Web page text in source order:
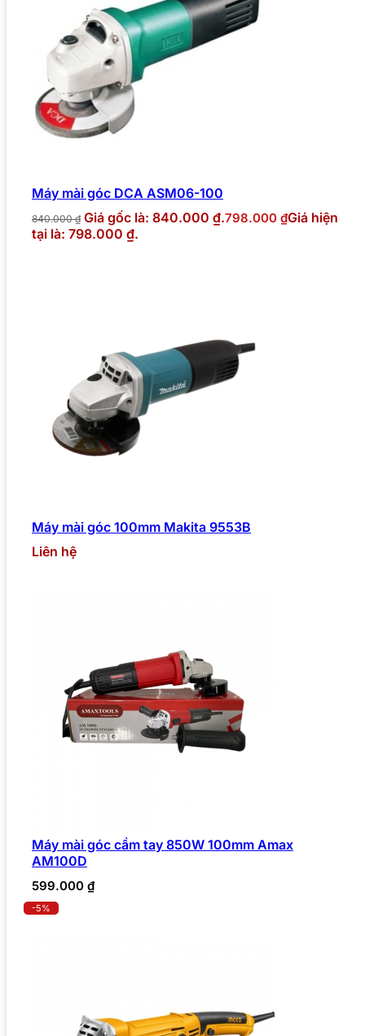
Máy mài góc DCA ASM06-100
840.000₫ Giá gốc là: 840.000 ₫.798.000 ₫Giá hiện
tại là: 798.000 ₫.
Máy mài góc 100mm Makita 9553B
Liên hệ
Máy mài góc cầm tay 850W 100mm Amax
AM100D
599.000 ₫
-5%